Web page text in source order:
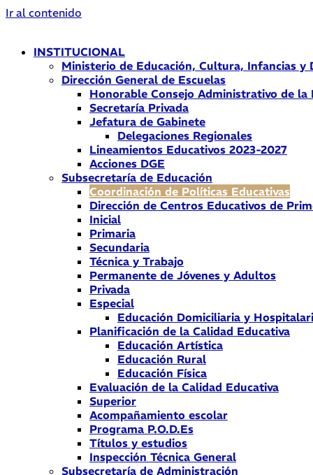
Ir al contenido
INSTITUCIONAL
Ministerio de Educación, Cultura, Infancias y
Dirección General de Escuelas
Honorable Consejo Administrativo de la
Secretaría Privada
Jefatura de Gabinete
Delegaciones Regionales
Lineamientos Educativos 2023-2027
Acciones DGE
Subsecretaría de Educación
Coordinación de Políticas Educativas
Dirección de Centros Educativos de
Inicial
Primaria
Secundaria
Técnica y Trabajo
Permanente de Jóvenes y Adultos
Privada
Especial
Educación Domiciliaria y
Planificación de la Calidad Educativa
Educación Artística
Educación Rural
Educación Física
Evaluación de la Calidad Educativa
Superior
Acompañamiento escolar
Programa P.O.D.Es
Títulos y estudios
Inspección Técnica General
Subsecretaría de Administración